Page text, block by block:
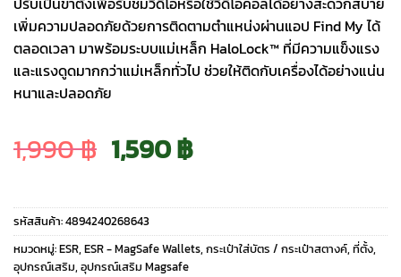
เพิ่มความปลอดภัยด้วยการติดตามตำแหน่งผ่านแอป Find My ได้
ตลอดเวลา มาพร้อมระบบแม่เหล็ก HaloLock™ ที่มีความแข็งแรง
และแรงดูดมากกว่าแม่เหล็กทั่วไป ช่วยให้ติดกับเครื่องได้อย่างแน่น
หนาและปลอดภัย
1,990฿ Original
price
was:
1,590฿Current
price
is:
รหัสสินค้า:4894240268643
หมวดหมู่:ESR, ESR - MagSafe Wallets, กระเป๋าใส่บัตร / กระเป๋าสตางค์, ที่ตั้ง,
อุปกรณ์เสริม, อุปกรณ์เสริม Magsafe